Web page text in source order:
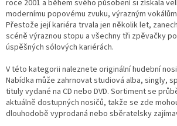
a
c
í
v
k
y
v
ý
roce 2001 a během svého působení si získala
modernímu popovému zvuku, výrazným
Přestože její kariéra trvala jen několik let,
scéně výraznou stopu a všechny tři zpěvačky
úspěšných sólových kariérách.
V této kategorii naleznete originální hudební
Nabídka může zahrnovat studiová alba, singly,
tituly vydané na CD nebo DVD. Sortiment se
aktuálně dostupných nosičů, takže se zde
dlouhodobě vyprodaná nebo sběratelsky